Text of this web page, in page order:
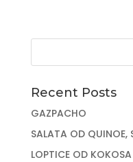
Recent Posts
GAZPACHO
SALATA OD QUINOE,
LOPTICE OD